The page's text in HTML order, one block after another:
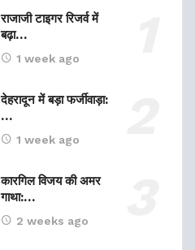
राजाजी टाइगर रिजर्व में
बढ़ा…
1 week ago
देहरादून में बड़ा फर्जीवाड़ा:
…
1 week ago
कारगिल विजय की अमर
गाथा:…
2 weeks ago